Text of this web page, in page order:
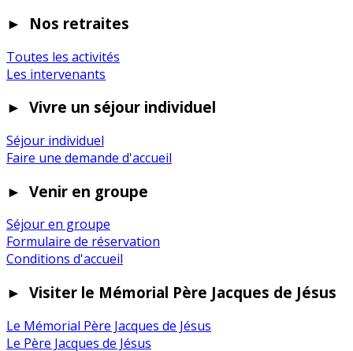
► Nos retraites
Toutes les activités
Les intervenants
► Vivre un séjour individuel
Séjour individuel
Faire une demande d'accueil
► Venir en groupe
Séjour en groupe
Formulaire de réservation
Conditions d'accueil
► Visiter le Mémorial Père Jacques de Jésus
Le Mémorial Père Jacques de Jésus
Le Père Jacques de Jésus